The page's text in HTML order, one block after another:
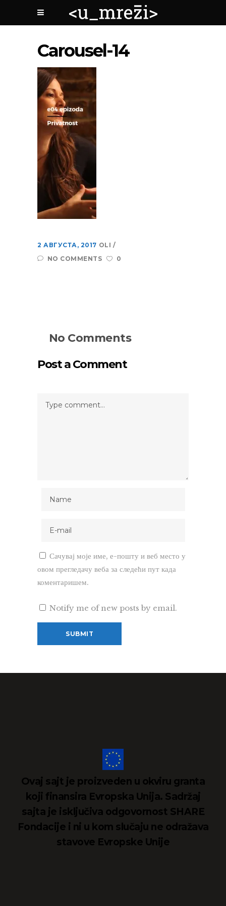
Carousel-14
2 АВГУСТА, 2017 OLI
NO COMMENTS
0
No Comments
Post a Comment
Сачувај моје име, е-пошту и веб место у
овом прегледачу веба за следећи пут када
коментаришем.
Notify me of new posts by email.
Ovaj sajt je proizveden u okviru granta
koji finansira Evropska Unija. Sadržaj
sajta je isključiva odgovornost SHARE
Fondacije i ni u kom slučaju ne odražava
stavove Evropske Unije